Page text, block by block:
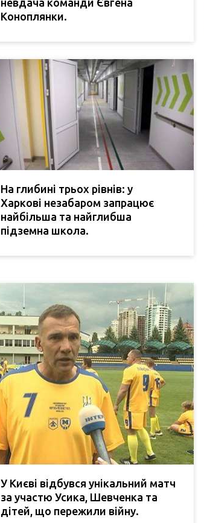
невдача команди Євгена
Коноплянки.
На глибині трьох рівнів: у
Харкові незабаром запрацює
найбільша та найглибша
підземна школа.
У Києві відбувся унікальний матч
за участю Усика, Шевченка та
дітей, що пережили війну.